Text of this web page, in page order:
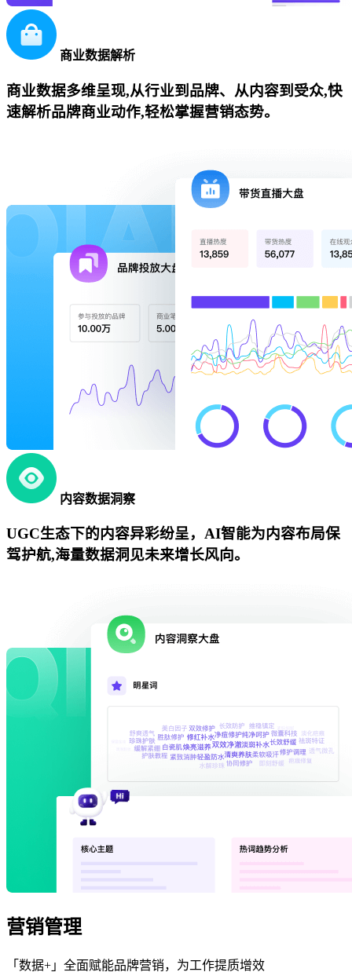
商业数据解析
商业数据多维呈现,从行业到品牌、从内容到受众,快
速解析品牌商业动作,轻松掌握营销态势。
内容数据洞察
UGC生态下的内容异彩纷呈，AI智能为内容布局保
驾护航,海量数据洞见未来增长风向。
营销管理
「数据+」全面赋能品牌营销，为工作提质增效